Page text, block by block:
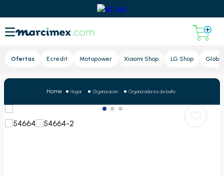
Ofertas Ecredit Motopower Xiaomi Shop LG Shop Global
Hogar Organización Organizadores de baño